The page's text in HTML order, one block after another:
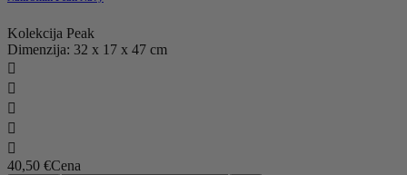
Kolekcija Peak
Dimenzija: 32 x 17 x 47 cm





40,50 €Cena